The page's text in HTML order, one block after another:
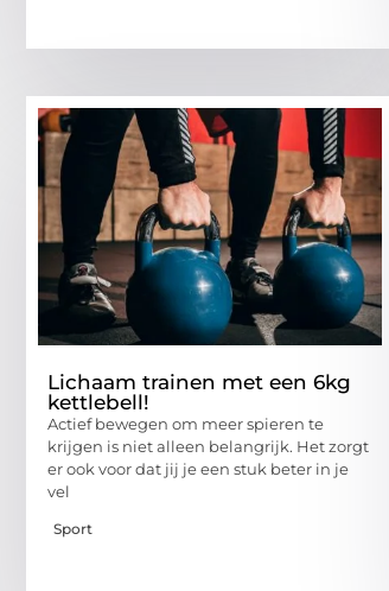
Lichaam trainen met een 6kg
kettlebell!
Actief bewegen om meer spieren te
krijgen is niet alleen belangrijk. Het zorgt
er ook voor dat jij je een stuk beter in je
vel
Sport